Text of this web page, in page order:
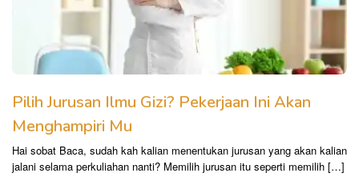
Pilih Jurusan Ilmu Gizi? Pekerjaan Ini Akan
Menghampiri Mu
Hai sobat Baca, sudah kah kalian menentukan jurusan yang akan kalian
jalani selama perkuliahan nanti? Memilih jurusan itu seperti memilih […]